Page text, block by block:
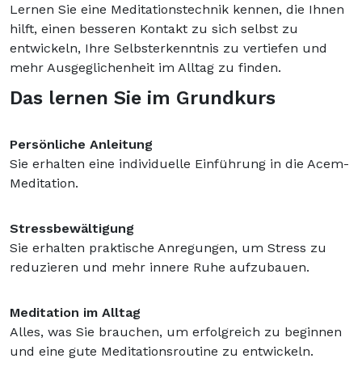
Lernen Sie eine Meditationstechnik kennen, die Ihnen
hilft, einen besseren Kontakt zu sich selbst zu
entwickeln, Ihre Selbsterkenntnis zu vertiefen und
mehr Ausgeglichenheit im Alltag zu finden.
Das lernen Sie im Grundkurs
Persönliche Anleitung
Sie erhalten eine individuelle Einführung in die Acem-
Meditation.
Stressbewältigung
Sie erhalten praktische Anregungen, um Stress zu
reduzieren und mehr innere Ruhe aufzubauen.
Meditation im Alltag
Alles, was Sie brauchen, um erfolgreich zu beginnen
und eine gute Meditationsroutine zu entwickeln.